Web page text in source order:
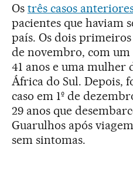
Os três casos
pacientes que haviam
país. Os dois
de novembro, com um
41 anos e uma mulher
África do Sul. Depois,
caso em 1º de
29 anos que
Guarulhos após
sem sintomas.